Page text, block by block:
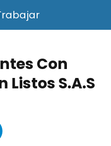
Con
Listos S.A.S